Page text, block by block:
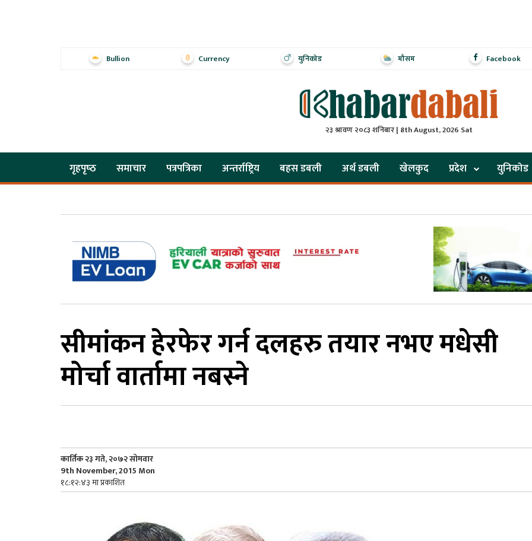
Bullion Currency युनिकोड मौसम Facebook
२३ श्रावण २०८३ शनिबार | 8th August, 2026 Sat
गृहपृष्‍ठ समाचार पत्रपत्रिका अन्तर्राष्ट्रिय बहस डबली अर्थ डबली खेलकुद प्रदेश युनिकोड
सीमांकन हेरफेर गर्न दलहरु तयार नभए मधेसी
मोर्चा वार्तामा नबस्ने
कार्तिक २३ गते, २०७२ सोमवार
9th November, 2015 Mon
१८:१२:४३ मा प्रकाशित